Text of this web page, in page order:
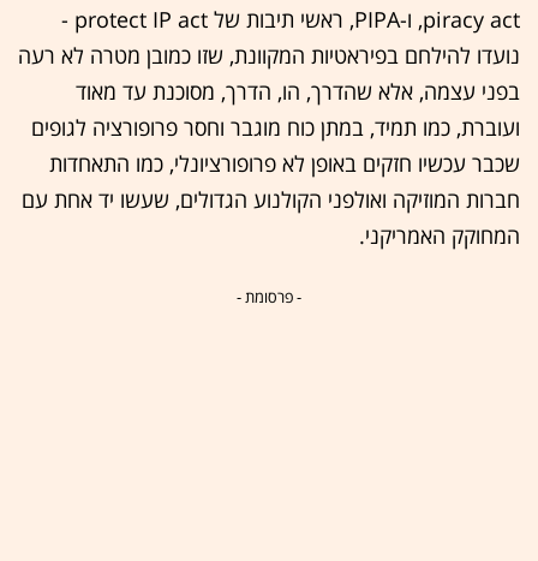
piracy act, ו-PIPA, ראשי תיבות של protect IP act -
נועדו להילחם בפיראטיות המקוונת, שזו כמובן מטרה לא רעה
בפני עצמה, אלא שהדרך, הו, הדרך, מסוכנת עד מאוד
ועוברת, כמו תמיד, במתן כוח מוגבר וחסר פרופורציה לגופים
שכבר עכשיו חזקים באופן לא פרופורציונלי, כמו התאחדות
חברות המוזיקה ואולפני הקולנוע הגדולים, שעשו יד אחת עם
המחוקק האמריקני.
- פרסומת -